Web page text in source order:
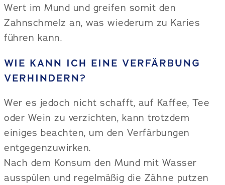
Wert im Mund und greifen somit den
Zahnschmelz an, was wiederum zu Karies
führen kann.
WIE KANN ICH EINE VERFÄRBUNG
VERHINDERN?
Wer es jedoch nicht schafft, auf Kaffee, Tee
oder Wein zu verzichten, kann trotzdem
einiges beachten, um den Verfärbungen
entgegenzuwirken.
Nach dem Konsum den Mund mit Wasser
ausspülen und regelmäßig die Zähne putzen